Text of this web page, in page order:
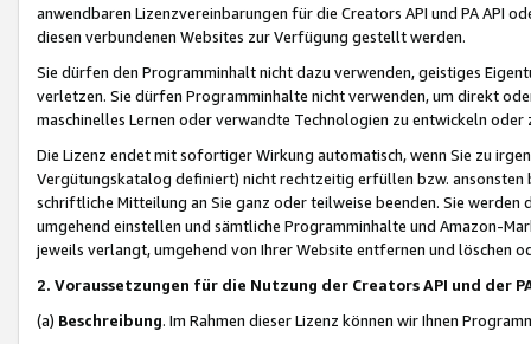
anwendbaren Lizenzvereinbarungen für die Creators API und PA API
diesen verbundenen Websites zur Verfügung gestellt werden.
Sie dürfen den Programminhalt nicht dazu verwenden, geistiges
verletzen. Sie dürfen Programminhalte nicht verwenden, um direkt
maschinelles Lernen oder verwandte Technologien zu entwickeln
Die Lizenz endet mit sofortiger Wirkung automatisch, wenn Sie zu
Vergütungskatalog definiert) nicht rechtzeitig erfüllen bzw. ansonsten
schriftliche Mitteilung an Sie ganz oder teilweise beenden. Sie werden
umgehend einstellen und sämtliche Programminhalte und Amazon-
jeweils verlangt, umgehend von Ihrer Website entfernen und löschen
2. Voraussetzungen für die Nutzung der Creators API und der
(a) Beschreibung. Im Rahmen dieser Lizenz können wir Ihnen